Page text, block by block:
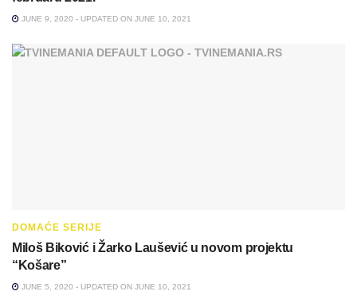
JUNE 9, 2020 - UPDATED ON JUNE 10, 2021
DOMAĆE SERIJE
Miloš Biković i Žarko Laušević u novom projektu
“Košare”
JUNE 5, 2020 - UPDATED ON JUNE 10, 2021